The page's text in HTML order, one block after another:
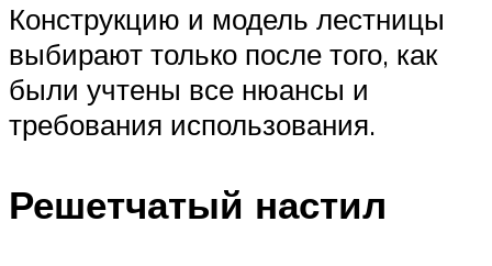
Конструкцию и модель лестницы
выбирают только после того, как
были учтены все нюансы и
требования использования.
Решетчатый настил